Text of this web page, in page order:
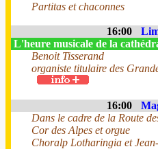
Partitas et chaconnes
16:00
L'heure musicale de la
Benoit Tisserand
organiste titulaire des
16:00
Dans le cadre de la Route
Cor des Alpes et orgue
Choralp Lotharingia et